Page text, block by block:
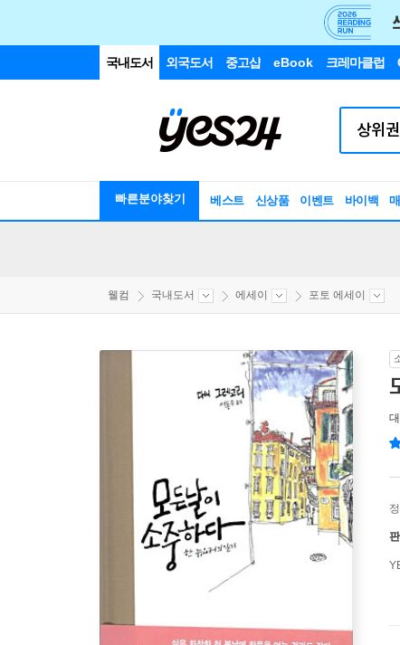
국내도서 외국도서 중고샵 eBook 크레마클럽
빠른분야찾기 베스트 신상품 이벤트 바이백
웰컴 국내도서 에세이 포토 에세이